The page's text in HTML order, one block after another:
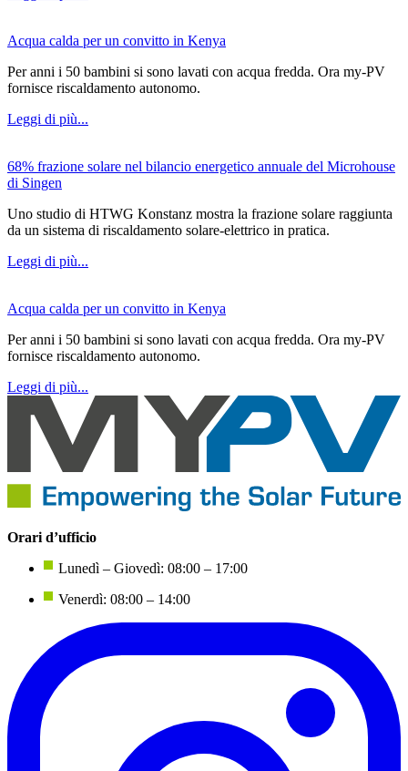
Acqua calda per un convitto in Kenya
Per anni i 50 bambini si sono lavati con acqua fredda. Ora my-PV
fornisce riscaldamento autonomo.
Leggi di più...
68% frazione solare nel bilancio energetico annuale del Microhouse
di Singen
Uno studio di HTWG Konstanz mostra la frazione solare raggiunta
da un sistema di riscaldamento solare-elettrico in pratica.
Leggi di più...
Acqua calda per un convitto in Kenya
Per anni i 50 bambini si sono lavati con acqua fredda. Ora my-PV
fornisce riscaldamento autonomo.
Leggi di più...
Orari d’ufficio
Lunedì – Giovedì: 08:00 – 17:00
Venerdì: 08:00 – 14:00